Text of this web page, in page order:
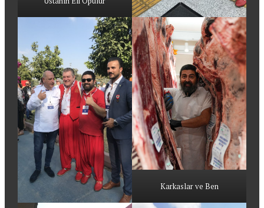
Karkaslar ve Ben